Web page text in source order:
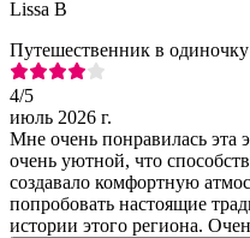
Lissa B
Путешественник в одиночку
4/5
июль 2026 г.
Мне очень понравилась эта
очень уютной, что
создавало комфортную
попробовать настоящие
истории этого региона.